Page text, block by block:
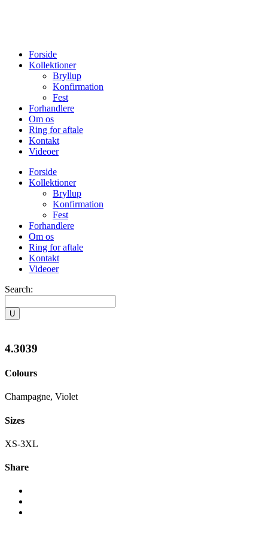
Forside
Kollektioner
Bryllup
Konfirmation
Fest
Forhandlere
Om os
Ring for aftale
Kontakt
Videoer
Forside
Kollektioner
Bryllup
Konfirmation
Fest
Forhandlere
Om os
Ring for aftale
Kontakt
Videoer
Search:
4.3039
Colours
Champagne, Violet
Sizes
XS-3XL
Share